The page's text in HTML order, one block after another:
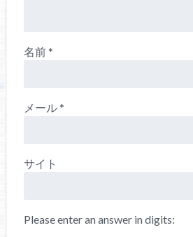
名前*
メール*
サイト
Please enter an answer in digits: